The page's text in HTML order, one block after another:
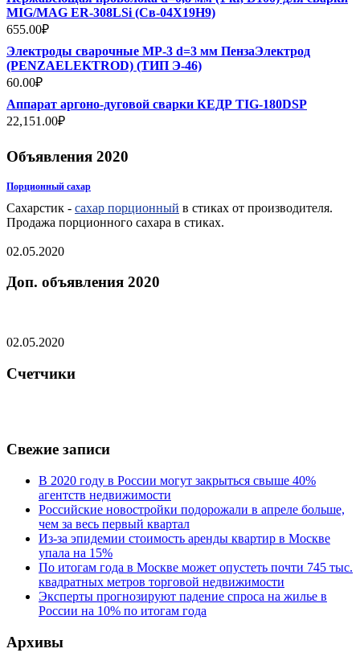
MIG/MAG ER-308LSi (Св-04Х19Н9)
655.00₽
Электроды сварочные МР-3 d=3 мм ПензаЭлектрод
(PENZAELEKTROD) (ТИП Э-46)
60.00₽
Аппарат аргоно-дуговой сварки КЕДР TIG-180DSP
22,151.00₽
Объявления 2020
Порционный сахар
Сахарстик - сахар порционный в стиках от производителя.
Продажа порционного сахара в стиках.
02.05.2020
Доп. объявления 2020
02.05.2020
Счетчики
Свежие записи
В 2020 году в России могут закрыться свыше 40%
агентств недвижимости
Российские новостройки подорожали в апреле больше,
чем за весь первый квартал
Из-за эпидемии стоимость аренды квартир в Москве
упала на 15%
По итогам года в Москве может опустеть почти 745 тыс.
квадратных метров торговой недвижимости
Эксперты прогнозируют падение спроса на жилье в
России на 10% по итогам года
Архивы